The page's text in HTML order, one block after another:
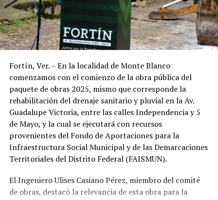
Fortín, Ver. – En la localidad de Monte Blanco
comenzamos con el comienzo de la obra pública del
paquete de obras 2025, mismo que corresponde la
rehabilitación del drenaje sanitario y pluvial en la Av.
Guadalupe Victoria, entre las calles Independencia y 5
de Mayo, y la cual se ejecutará con recursos
provenientes del Fondo de Aportaciones para la
Infraestructura Social Municipal y de las Demarcaciones
Territoriales del Distrito Federal (FAISMUN).
El Ingeniero Ulises Casiano Pérez, miembro del comité
de obras, destacó la relevancia de esta obra para la